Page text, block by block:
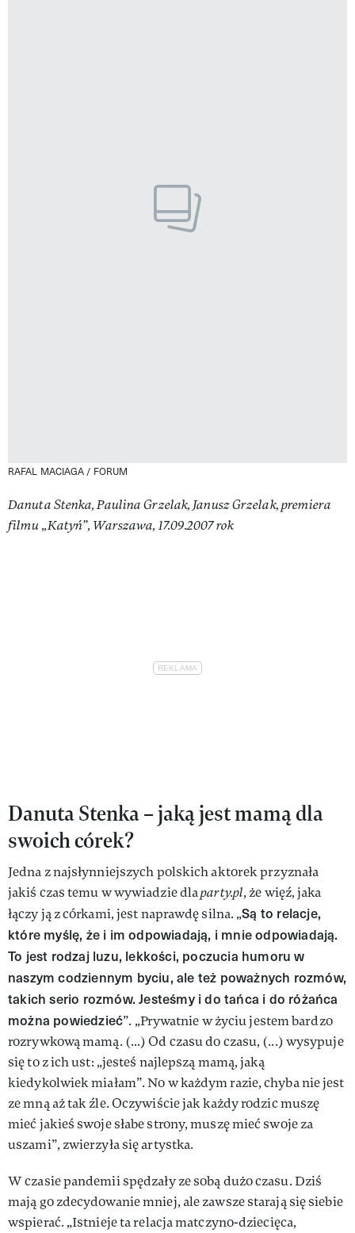
RAFAL MACIAGA / FORUM
Danuta Stenka, Paulina Grzelak, Janusz Grzelak, premiera
filmu „Katyń”, Warszawa, 17.09.2007 rok
Danuta Stenka – jaką jest mamą dla
swoich córek?
Jedna z najsłynniejszych polskich aktorek przyznała
jakiś czas temu w wywiadzie dlaparty.pl, że więź, jaka
łączy ją z córkami, jest naprawdę silna. „Są to relacje,
które myślę, że i im odpowiadają, i mnie odpowiadają.
To jest rodzaj luzu, lekkości, poczucia humoru w
naszym codziennym byciu, ale też poważnych rozmów,
takich serio rozmów. Jesteśmy i do tańca i do różańca
można powiedzieć”. „Prywatnie w życiu jestem bardzo
rozrywkową mamą. (...) Od czasu do czasu, (...) wysypuje
się to z ich ust: „jesteś najlepszą mamą, jaką
kiedykolwiek miałam”. No w każdym razie, chyba nie jest
ze mną aż tak źle. Oczywiście jak każdy rodzic muszę
mieć jakieś swoje słabe strony, muszę mieć swoje za
uszami”, zwierzyła się artystka.
W czasie pandemii spędzały ze sobą dużo czasu. Dziś
mają go zdecydowanie mniej, ale zawsze starają się siebie
wspierać. „Istnieje ta relacja matczyno-dziecięca,